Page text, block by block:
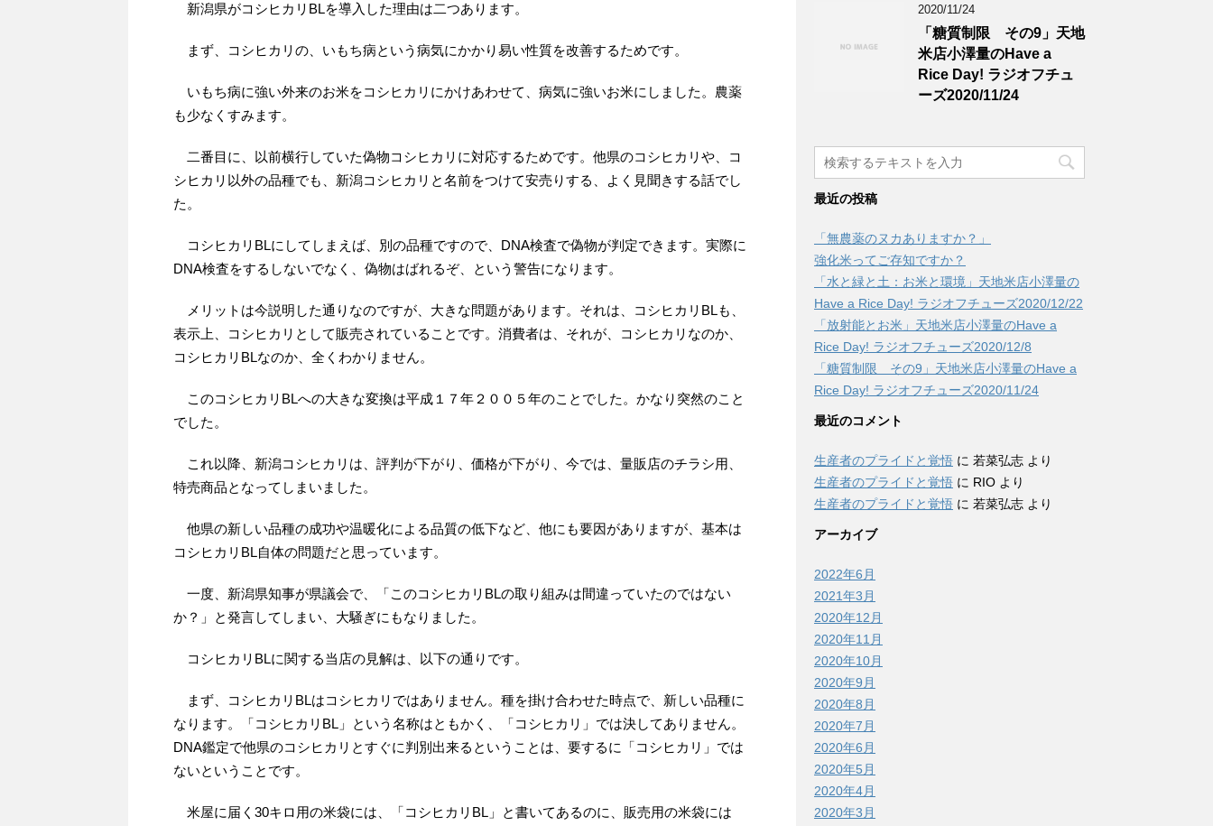
新潟県がコシヒカリBLを導入した理由は二つあります。
まず、コシヒカリの、いもち病という病気にかかり易い性質を改善するためです。
いもち病に強い外来のお米をコシヒカリにかけあわせて、病気に強いお米にしました。農薬
も少なくすみます。
二番目に、以前横行していた偽物コシヒカリに対応するためです。他県のコシヒカリや、コ
シヒカリ以外の品種でも、新潟コシヒカリと名前をつけて安売りする、よく見聞きする話でし
た。
コシヒカリBLにしてしまえば、別の品種ですので、DNA検査で偽物が判定できます。実際に
DNA検査をするしないでなく、偽物はばれるぞ、という警告になります。
メリットは今説明した通りなのですが、大きな問題があります。それは、コシヒカリBLも、
表示上、コシヒカリとして販売されていることです。消費者は、それが、コシヒカリなのか、
コシヒカリBLなのか、全くわかりません。
このコシヒカリBLへの大きな変換は平成１７年２００５年のことでした。かなり突然のこと
でした。
これ以降、新潟コシヒカリは、評判が下がり、価格が下がり、今では、量販店のチラシ用、
特売商品となってしまいました。
他県の新しい品種の成功や温暖化による品質の低下など、他にも要因がありますが、基本は
コシヒカリBL自体の問題だと思っています。
一度、新潟県知事が県議会で、「このコシヒカリBLの取り組みは間違っていたのではない
か？」と発言してしまい、大騒ぎにもなりました。
コシヒカリBLに関する当店の見解は、以下の通りです。
まず、コシヒカリBLはコシヒカリではありません。種を掛け合わせた時点で、新しい品種に
なります。「コシヒカリBL」という名称はともかく、「コシヒカリ」では決してありません。
DNA鑑定で他県のコシヒカリとすぐに判別出来るということは、要するに「コシヒカリ」では
ないということです。
米屋に届く30キロ用の米袋には、「コシヒカリBL」と書いてあるのに、販売用の米袋には
2020/11/24
「糖質制限 その9」天地
米店小澤量のHave a
Rice Day! ラジオフチュ
ーズ2020/11/24
最近の投稿
「無農薬のヌカありますか？」
強化米ってご存知ですか？
「水と緑と土：お米と環境」天地米店小澤量の
Have a Rice Day! ラジオフチューズ2020/12/22
「放射能とお米」天地米店小澤量のHave a
Rice Day! ラジオフチューズ2020/12/8
「糖質制限 その9」天地米店小澤量のHave a
Rice Day! ラジオフチューズ2020/11/24
最近のコメント
生産者のプライドと覚悟 に 若菜弘志 より
生産者のプライドと覚悟 に RIO より
生産者のプライドと覚悟 に 若菜弘志 より
アーカイブ
2022年6月
2021年3月
2020年12月
2020年11月
2020年10月
2020年9月
2020年8月
2020年7月
2020年6月
2020年5月
2020年4月
2020年3月